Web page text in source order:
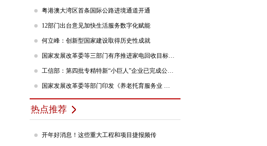
粤港澳大湾区首条国际公路进境通道开通
12部门出台意见加快生活服务数字化赋能
何立峰：创新型国家建设取得历史性成就
国家发展改革委等三部门有序推进家电回收目标责任制行动
工信部：第四批专精特新“小巨人”企业已完成公示，民营企业占84%
国家发展改革委等部门印发《养老托育服务业 纾困扶持若干政策措施》的通知
热点推荐
开年好消息！这些重大工程和项目捷报频传